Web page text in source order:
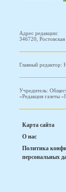
Адрес редакции:
346720,
Главный редактор:
Учредитель:
«Редакция газеты
Карта сайта
О нас
Политика
персональных